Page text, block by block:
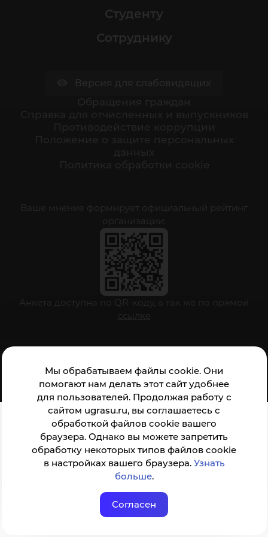
Мы обрабатываем файлы cookie. Они
помогают нам делать этот сайт удобнее
для пользователей. Продолжая работу с
сайтом ugrasu.ru, вы соглашаетесь с
обработкой файлов cookie вашего
браузера. Однако вы можете запретить
обработку некоторых типов файлов cookie
в настройках вашего браузера. Узнать
больше.
Согласен
Студенту
Сотруднику
Ваше мнение формирует официальный рейтинг
организации:
Анкета доступна по QR-коду, а так же по прямой
ссылке